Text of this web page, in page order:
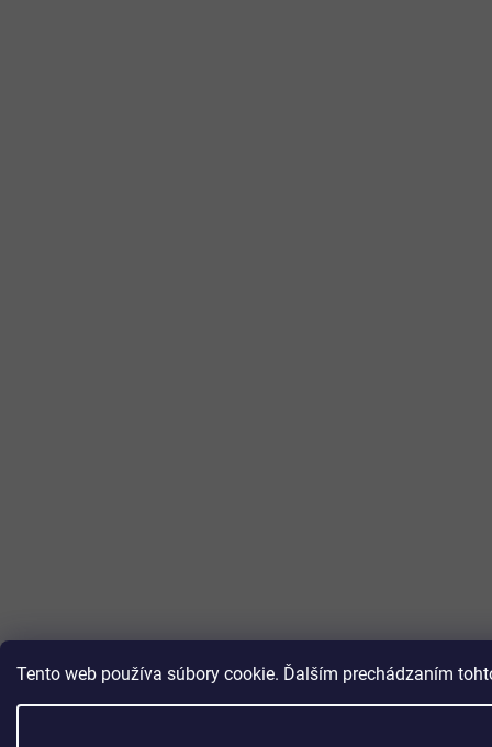
Tento web používa súbory cookie. Ďalším prechádzaním